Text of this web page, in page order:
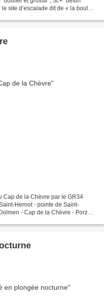
site d’escalade dit de « la boule »
Cap de la Chèvre par le GR34
Hernot - pointe de Saint-
- Cap de la Chèvre - Porzh